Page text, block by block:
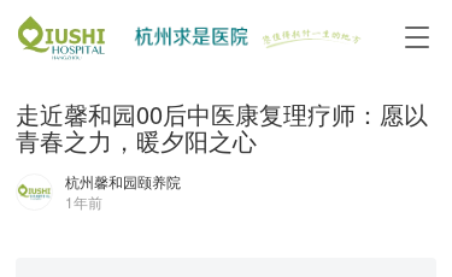
T
g
走近馨和园00后中医康复理疗师：愿以
青春之力，暖夕阳之心
杭州馨和园颐养院
1年前